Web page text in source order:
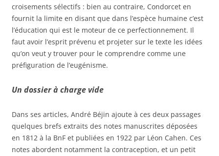
croisements sélectifs : bien au contraire, Condorcet en
fournit la limite en disant que dans l’espèce humaine c’est
l’éducation qui est le moteur de ce perfectionnement. Il
faut avoir l’esprit prévenu et projeter sur le texte les idées
qu’on veut y trouver pour le comprendre comme une
préfiguration de l’eugénisme.
Un dossier à charge vide
Dans ses articles, André Béjin ajoute à ces deux passages
quelques brefs extraits des notes manuscrites déposées
en 1812 à la BnF et publiées en 1922 par Léon Cahen. Ces
notes abordent notamment la contraception, et un petit